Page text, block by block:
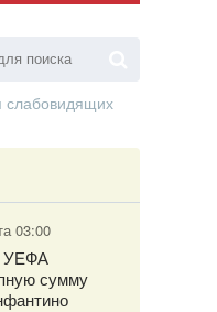
слабовидящих
03:00
УЕФА
сумму